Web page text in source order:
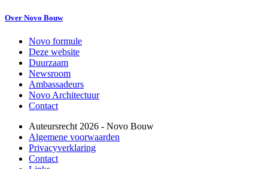
Over Novo Bouw
Novo formule
Deze website
Duurzaam
Newsroom
Ambassadeurs
Novo Architectuur
Contact
Auteursrecht 2026 - Novo Bouw
Algemene voorwaarden
Privacyverklaring
Contact